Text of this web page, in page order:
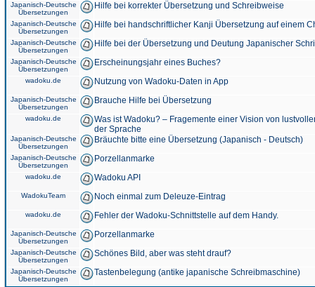
Japanisch-Deutsche
Übersetzungen
Hilfe bei korrekter Übersetzung und Schreibweise
Japanisch-Deutsche
Übersetzungen
Hilfe bei handschriftlicher Kanji Übersetzung auf einem
Japanisch-Deutsche
Übersetzungen
Hilfe bei der Übersetzung und Deutung Japanischer
Japanisch-Deutsche
Übersetzungen
Erscheinungsjahr eines Buches?
wadoku.de Nutzung von Wadoku-Daten in App
Japanisch-Deutsche
Übersetzungen
Brauche Hilfe bei Übersetzung
wadoku.de
Was ist Wadoku? – Fragemente einer Vision von
der Sprache
Japanisch-Deutsche
Übersetzungen
Bräuchte bitte eine Übersetzung (Japanisch - Deutsch)
Japanisch-Deutsche
Übersetzungen
Porzellanmarke
wadoku.de Wadoku API
WadokuTeam Noch einmal zum Deleuze-Eintrag
wadoku.de Fehler der Wadoku-Schnittstelle auf dem Handy.
Japanisch-Deutsche
Übersetzungen
Porzellanmarke
Japanisch-Deutsche
Übersetzungen
Schönes Bild, aber was steht drauf?
Japanisch-Deutsche
Übersetzungen
Tastenbelegung (antike japanische Schreibmaschine)